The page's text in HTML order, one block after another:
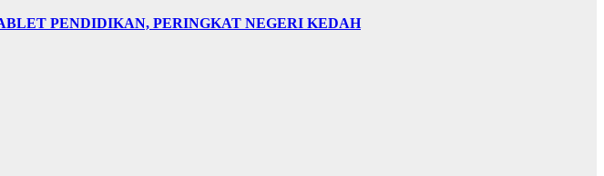
PENDIDIKAN, PERINGKAT NEGERI KEDAH